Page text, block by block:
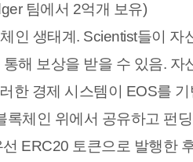
팀에서 2억개 보유)
인 생태계. Scientist들이
해 보상을 받을 수 있음.
한 경제 시스템이 EOS를
체인 위에서 공유하고 펀
ERC20 토큰으로 발행한